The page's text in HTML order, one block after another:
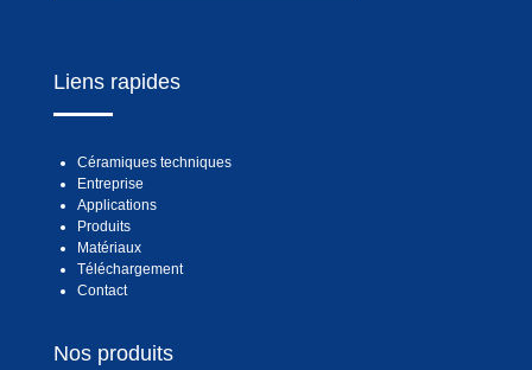
Liens rapides
Céramiques techniques
Entreprise
Applications
Produits
Matériaux
Téléchargement
Contact
Nos produits